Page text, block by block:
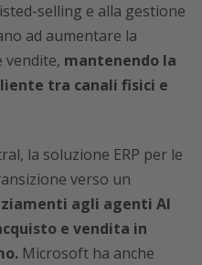
selling e alla gestione
ad aumentare la
vendite, mantenendo la
tra canali fisici e
la soluzione ERP per le
verso un
agli agenti AI
e vendita in
Microsoft ha anche